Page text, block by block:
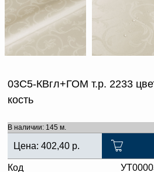
03С5-КВгл+ГОМ т.р. 2233
кость
В наличии: 145 м.
Цена: 402,40 р.
Код